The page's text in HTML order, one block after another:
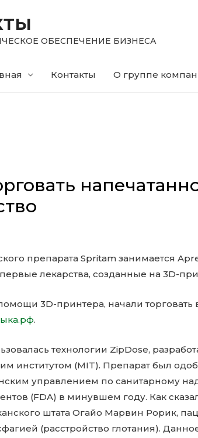
ОБЕСПЕЧЕНИЕ БИЗНЕСА
Контакты О группе
препарата Spritam занимается
лекарства, созданные на 3D-
3D-принтера, начали торговать
.
технологии ZipDose,
институтом (MIT). Препарат был
управлением по санитарному
(FDA) в минувшем году. Как
штата Огайо Марвин Рорик,
(расстройство глотания).